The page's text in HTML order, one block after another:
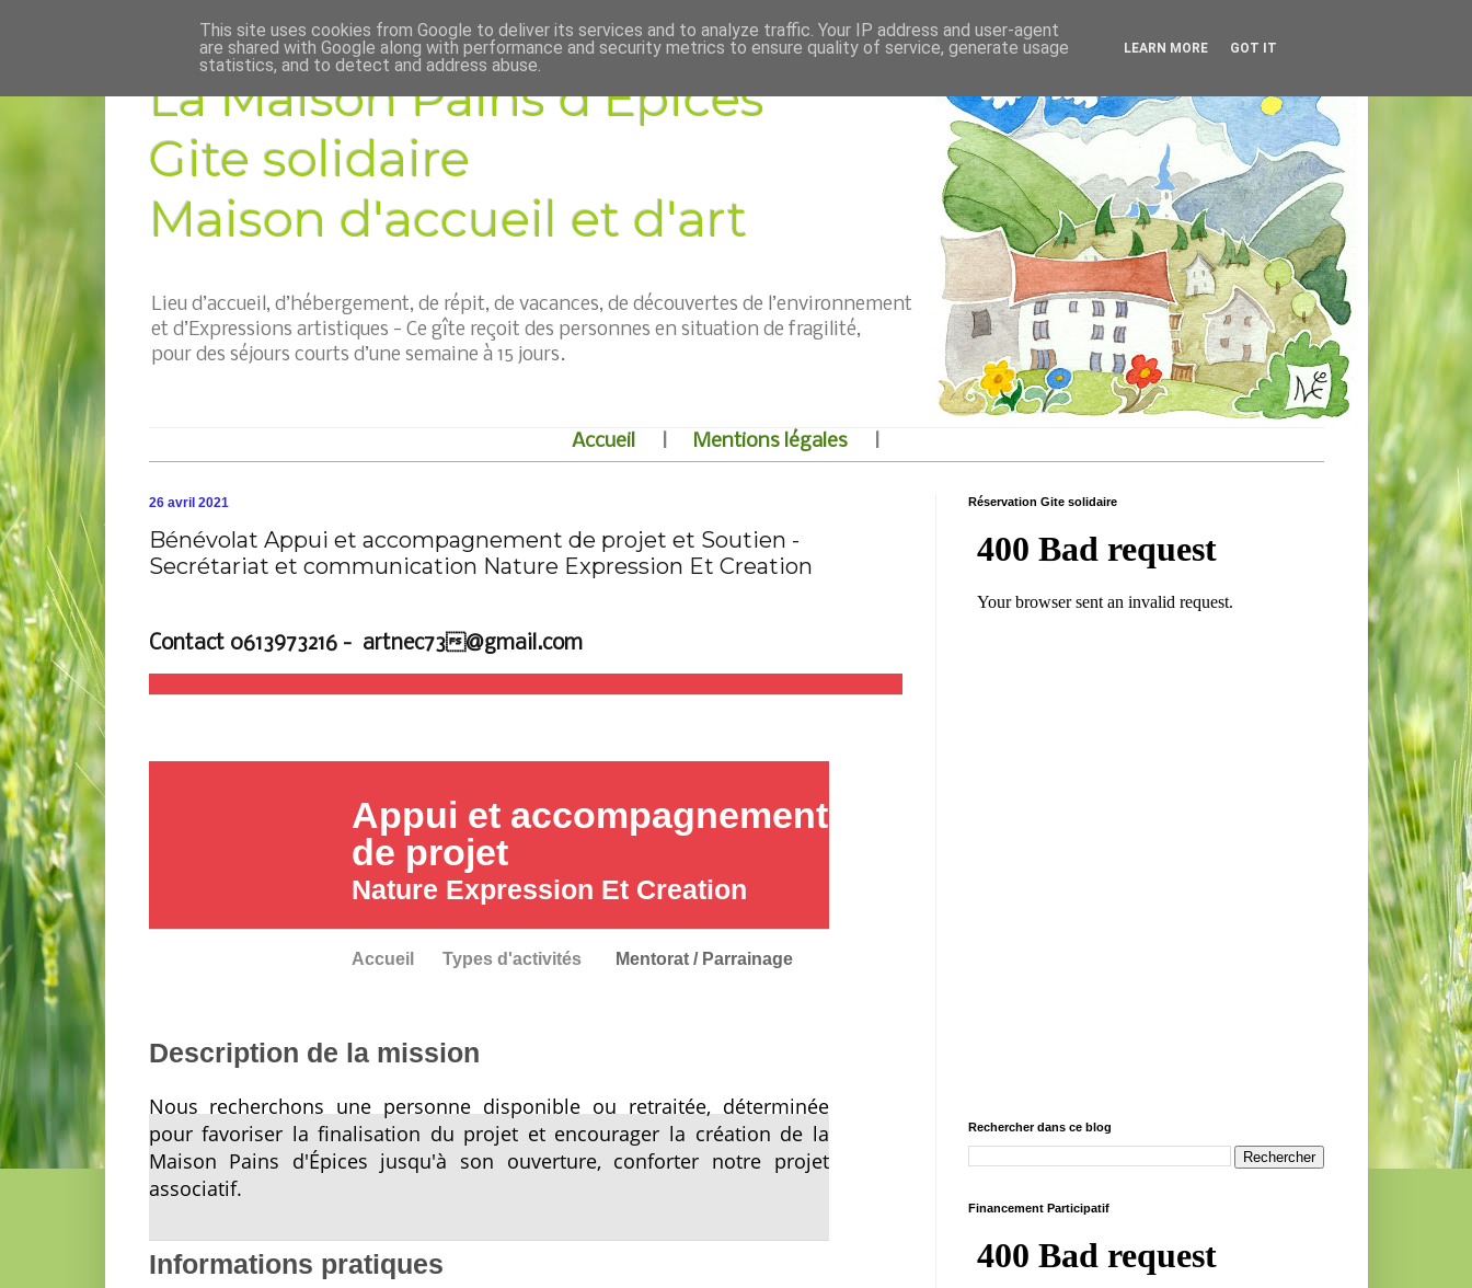
La Maison Pains d'Épices
Gite solidaire
Maison d'accueil et d'art
Lieu d’accueil, d’hébergement, de répit, de vacances, de découvertes de l’environnement
et d’Expressions artistiques - Ce gîte reçoit des personnes en situation de fragilité,
pour des séjours courts d’une semaine à 15 jours.
Accueil Mentions légales
26 avril 2021
Bénévolat Appui et accompagnement de projet et Soutien -
Secrétariat et communication Nature Expression Et Creation
Contact 0613973216 - artnec73@gmail.com
Appui et accompagnement
de projet
Nature Expression Et Creation
Accueil Types d'activités Mentorat / Parrainage
Description de la mission
Nous recherchons une personne disponible ou retraitée, déterminée
pour favoriser la finalisation du projet et encourager la création de la
Maison Pains d'Épices jusqu'à son ouverture, conforter notre projet
associatif.
Informations pratiques
Réservation Gite solidaire
Rechercher dans ce blog
Financement Participatif
This site uses cookies from Google to deliver its services and to analyze traffic. Your IP address and user-agent
are shared with Google along with performance and security metrics to ensure quality of service, generate usage
statistics, and to detect and address abuse.
LEARN MORE GOT IT